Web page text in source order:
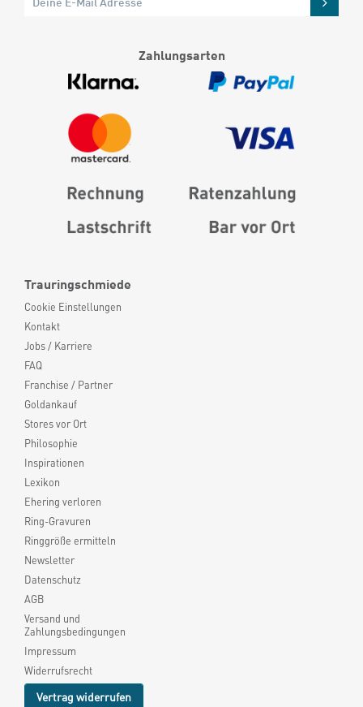
Trauringschmiede
Cookie Einstellungen
Kontakt
Jobs / Karriere
FAQ
Franchise / Partner
Goldankauf
Stores vor Ort
Philosophie
Inspirationen
Lexikon
Ehering verloren
Ring-Gravuren
Ringgröße ermitteln
Newsletter
Datenschutz
AGB
Versand und
Zahlungsbedingungen
Impressum
Widerrufsrecht
Vertrag widerrufen
Zahlungsarten